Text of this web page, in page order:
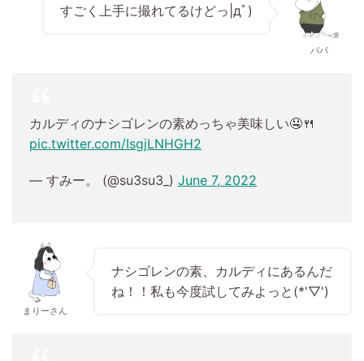
すごく上手に撮れてるけどっ|дﾟ)
パパ
カルディのナシゴレンの素めっちゃ美味しい🤤🍴
pic.twitter.com/IsgjLNHGH2
— すみー。 (@su3su3_) June 7, 2022
まりーさん
ナシゴレンの素、カルディにあるんだ
ね！！私も今度試してみよっと(*'▽')